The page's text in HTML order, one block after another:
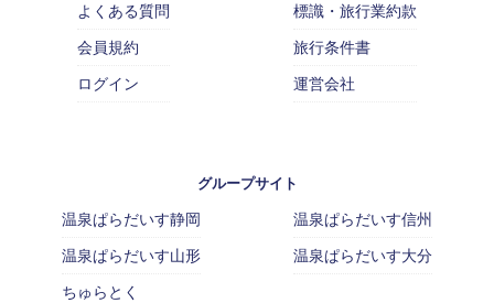
よくある質問
会員規約
ログイン
標識・旅行業約款
旅行条件書
運営会社
グループサイト
温泉ぱらだいす静岡
温泉ぱらだいす山形
ちゅらとく
温泉ぱらだいす信州
温泉ぱらだいす大分